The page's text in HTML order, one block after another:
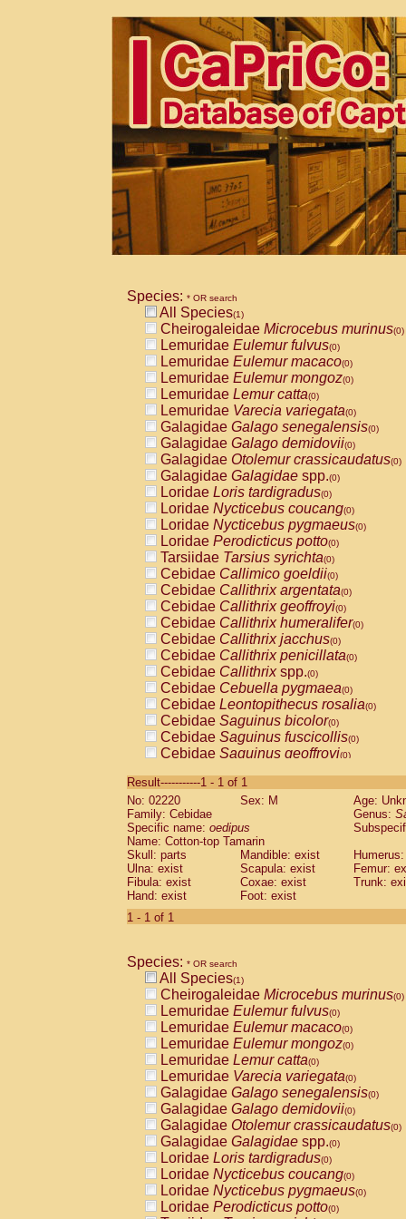
Species: * OR search
All Species(1)
Cheirogaleidae Microcebus murinus(0)
Lemuridae Eulemur fulvus(0)
Lemuridae Eulemur macaco(0)
Lemuridae Eulemur mongoz(0)
Lemuridae Lemur catta(0)
Lemuridae Varecia variegata(0)
Galagidae Galago senegalensis(0)
Galagidae Galago demidovii(0)
Galagidae Otolemur crassicaudatus(0)
Galagidae Galagidae spp.(0)
Loridae Loris tardigradus(0)
Loridae Nycticebus coucang(0)
Loridae Nycticebus pygmaeus(0)
Loridae Perodicticus potto(0)
Tarsiidae Tarsius syrichta(0)
Cebidae Callimico goeldii(0)
Cebidae Callithrix argentata(0)
Cebidae Callithrix geoffroyi(0)
Cebidae Callithrix humeralifer(0)
Cebidae Callithrix jacchus(0)
Cebidae Callithrix penicillata(0)
Cebidae Callithrixspp.(0)
Cebidae Cebuella pygmaea(0)
Cebidae Leontopithecus rosalia(0)
Cebidae Saguinus bicolor(0)
Cebidae Saguinus fuscicollis(0)
Cebidae Saguinus geoffroyi(0)
CebidaeSaguinus labiatus(0)
Cebidae Saguinus leucopus (0)
Cebidae
CebidaeSaguinus mystax
Cebidae Saguinus nigricollis (0)
Cebidae Saguinus oedipus
Cebidae Saguinus weddelli
Cebidae Saguinusspp.
Cebidae
CebidaeCebus capucinus
CebidaeCebus nigrivittatus
CebidaeCebus spp.(0)
CebidaeSaimiri boliviensis(0)
CebidaeSaimiri sciureus(0)
AtelidaeAlouatta caraya(0)
AtelidaeAlouatta fusca(0)
AtelidaeAlouatta seniculus(0)
AtelidaeAlouattaspp.(0)
AtelidaeAteles belzebuth(0)
AtelidaeAteles geoffroyi(0)
AtelidaeAteles paniscus(0)
AtelidaeAtelesspp.(0)
AtelidaeLagothrix lagothricha(0)
AtelidaeLagothrix lagothricha cana
PitheciidaeCacajao calvus
Result-----------1 - 1 of 1
No: 02220
Sex: M
Age:
Family: Cebidae
Genus:
Specific name: oedipus
Name: Cotton-top Tamarin
Skull: parts
Mandible: exist
Ulna: exist
Scapula: exist
Femur:
Fibula: exist
Coxae: exist
Trunk:
Hand: exist
Foot: exist
1 - 1 of 1
Species: * OR search
All Species(1)
Cheirogaleidae Microcebus murinus(0)
Lemuridae Eulemur fulvus(0)
Lemuridae Eulemur macaco(0)
Lemuridae Eulemur mongoz(0)
Lemuridae Lemur catta(0)
Lemuridae Varecia variegata(0)
Galagidae Galago senegalensis(0)
Galagidae Galago demidovii(0)
Galagidae Otolemur crassicaudatus(0)
Galagidae Galagidae spp.(0)
Loridae Loris tardigradus(0)
Loridae Nycticebus coucang(0)
Loridae Nycticebus pygmaeus(0)
Loridae Perodicticus potto(0)